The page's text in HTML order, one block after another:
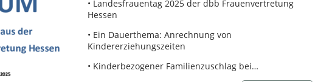
• Landesfrauentag 2025 der dbb Frauenvertretung
Hessen
• Ein Dauerthema: Anrechnung von
Kindererziehungszeiten
• Kinderbezogener Familienzuschlag bei…